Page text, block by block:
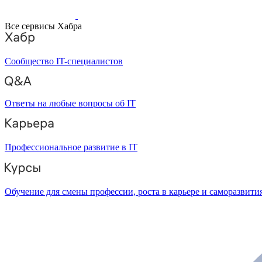
Все сервисы Хабра
Сообщество IT-специалистов
Ответы на любые вопросы об IT
Профессиональное развитие в IT
Обучение для смены профессии, роста в карьере и